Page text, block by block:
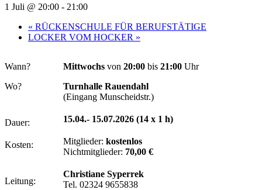
1 Juli @ 20:00 - 21:00
« RÜCKENSCHULE FÜR BERUFSTÄTIGE
LOCKER VOM HOCKER »
Wann?
Wo?
Dauer:
Kosten:
Leitung:
Mittwochs von 20:00 bis 21:00 Uhr
Turnhalle Rauendahl
(Eingang Munscheidstr.)
15.04.- 15.07.2026 (14 x 1 h)
Mitglieder: kostenlos
Nichtmitglieder: 70,00 €
Christiane Syperrek
Tel. 02324 9655838